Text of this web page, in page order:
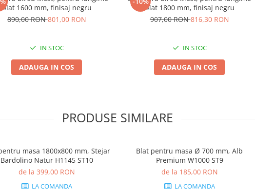
blat 1600 mm, finisaj negru
890,00 RON801,00 RON
IN STOC
ADAUGA IN COS
blat 1800 mm, finisaj negru
907,00 RON816,30 RON
IN STOC
ADAUGA IN COS
PRODUSE SIMILARE
masa 1800x800 mm, Stejar
Bardolino Natur H1145 ST10
de la 399,00 RON
LA COMANDA
Blat pentru masa Ø 700 mm, Alb
Premium W1000 ST9
de la 185,00 RON
LA COMANDA